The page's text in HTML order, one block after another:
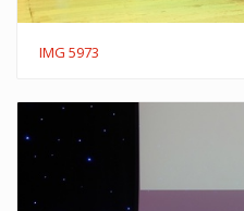
IMG 5973